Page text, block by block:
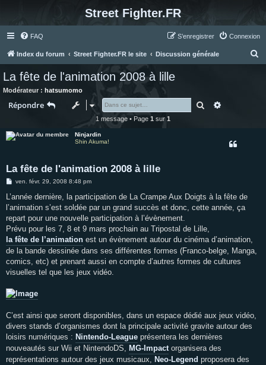
Street Fighter.FR
FAQ Connexion
S’enregistrer
Index du forum Street Fighter.FR le site Discussion générale
La fête de l'animation 2008 à lille
Modérateur : hatsumomo
Répondre Rechercher
1 message • Page 1 sur1
Ninjardin
Shin Akuma!
La fête de l'animation 2008 à lille
M
s
a
g
e
ven. févr. 29, 2008 8:48 pm
L’année dernière, la participation de La Crampe Aux Doigts à la fête de
l’animation s’est soldée par un grand succès et donc, cette année, ça
repart pour une nouvelle participation à l’évènement.
Prévu pour les 7, 8 et 9 mars prochain au Tripostal de Lille,
la fête de l’animation est un évènement autour du cinéma d’animation,
de la bande dessinée dans ses différentes formes (Franco-belge, Manga,
comics, etc) et prenant aussi en compte d’autres formes de cultures
visuelles tel que les jeux vidéo.
C’est ainsi que seront disponibles, dans un espace dédié aux jeux vidéo,
divers stands d’organismes dont la principale activité gravite autour des
loisirs numériques : Nintendo-League présentera les dernières
nouveautés sur Wii et NintendoDS, MG-Impactorganisera des
représentations autour des jeux musicaux, Neo-Legend proposera des